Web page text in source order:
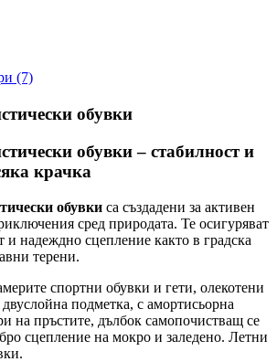
(7)
обувки
обувки – стабилност и
крачка
обувки са създадени за активен
сред природата. Те осигуряват
и надеждно сцепление както в градска
терени.
спортни обувки и гети, олекотени
подметка, с амортисьорна
на пръстите, дълбок самопочистващ се
сцепление на мокро и заледено. Летни